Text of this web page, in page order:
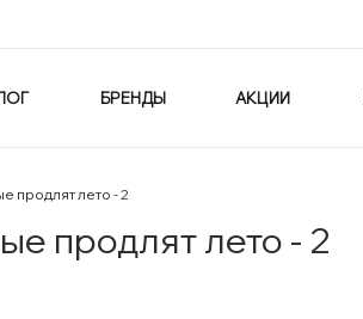
БРЕНДЫ АКЦИИ
продлят лето - 2
продлят лето - 2